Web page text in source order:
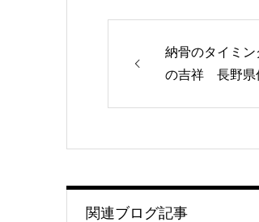
納骨のタイミ
の吉祥 長野
関連ブログ記事